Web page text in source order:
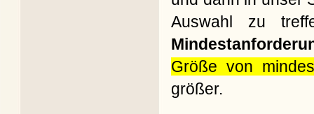
Auswahl zu
Größe von
größer.